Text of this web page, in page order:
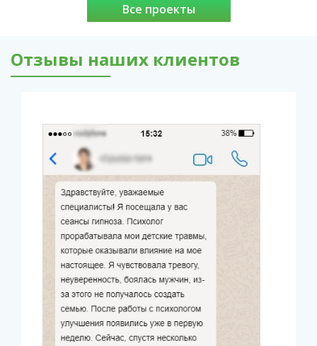
Все проекты
Отзывы наших клиентов